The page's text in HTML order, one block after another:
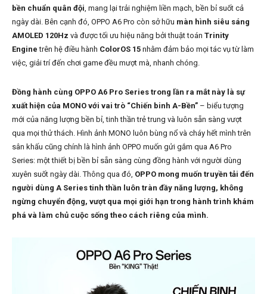
bền chuẩn quân đội, mang lại trải nghiệm liền mạch, bền bỉ suốt cả
ngày dài. Bên cạnh đó, OPPO A6 Pro còn sở hữu màn hình siêu sáng
AMOLED 120Hz và được tối ưu hiệu năng bởi thuật toán Trinity
Engine trên hệ điều hành ColorOS 15 nhằm đảm bảo mọi tác vụ từ làm
việc, giải trí đến chơi game đều mượt mà, nhanh chóng.
Đồng hành cùng OPPO A6 Pro Series trong lần ra mắt này là sự
xuất hiện của MONO với vai trò “Chiến binh A-Bền” – biểu tượng
mới của năng lượng bền bỉ, tinh thần trẻ trung và luôn sẵn sàng vượt
qua mọi thử thách. Hình ảnh MONO luôn bùng nổ và cháy hết mình trên
sân khấu cũng chính là hình ảnh OPPO muốn gửi gắm qua A6 Pro
Series: một thiết bị bền bỉ sẵn sàng cùng đồng hành với người dùng
xuyên suốt ngày dài. Thông qua đó, OPPO mong muốn truyền tải đến
người dùng A Series tinh thần luôn tràn đầy năng lượng, không
ngừng chuyển động, vượt qua mọi giới hạn trong hành trình khám
phá và làm chủ cuộc sống theo cách riêng của mình.